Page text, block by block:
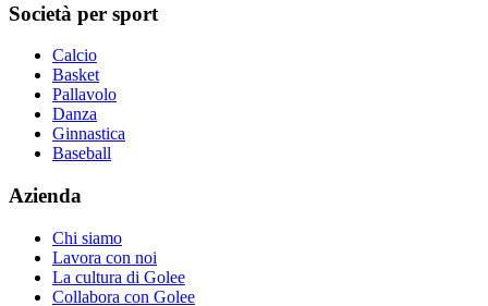
Società per sport
Calcio
Basket
Pallavolo
Danza
Ginnastica
Baseball
Azienda
Chi siamo
Lavora con noi
La cultura di Golee
Collabora con Golee